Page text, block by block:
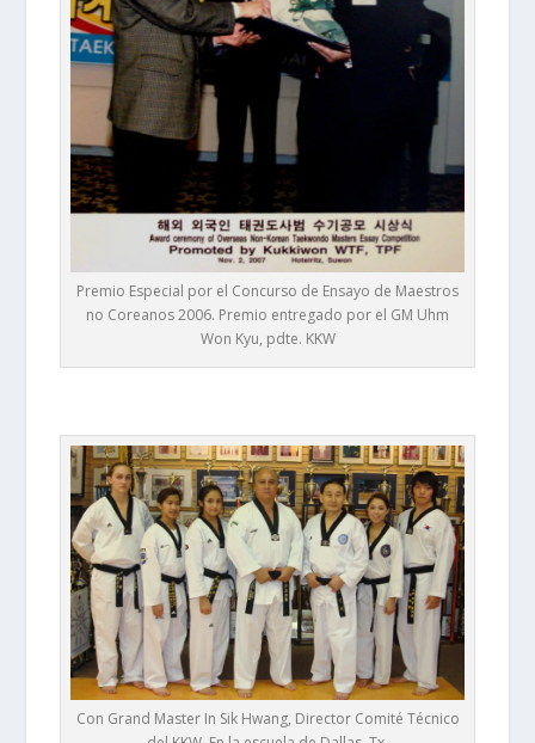
Premio Especial por el Concurso de Ensayo de Maestros
no Coreanos 2006. Premio entregado por el GM Uhm
Won Kyu, pdte. KKW
Con Grand Master In Sik Hwang, Director Comité Técnico